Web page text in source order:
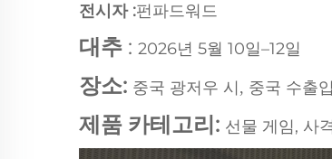
전시자 :펀파드워드
대추 : 2026년 5월 10일–12일
장소: 중국 광저우 시, 중국 수출
제품 카테고리: 선물 게임, 사